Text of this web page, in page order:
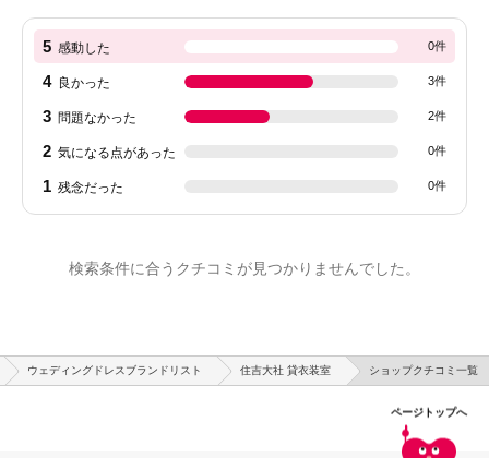
5 感動した 0件
4 良かった 3件
3 問題なかった 2件
2 気になる点があった 0件
1 残念だった 0件
検索条件に合うクチコミが見つかりませんでした。
ウェディングドレスブランドリスト 住吉大社 貸衣装室 ショップクチコミ一覧
ページトップへ